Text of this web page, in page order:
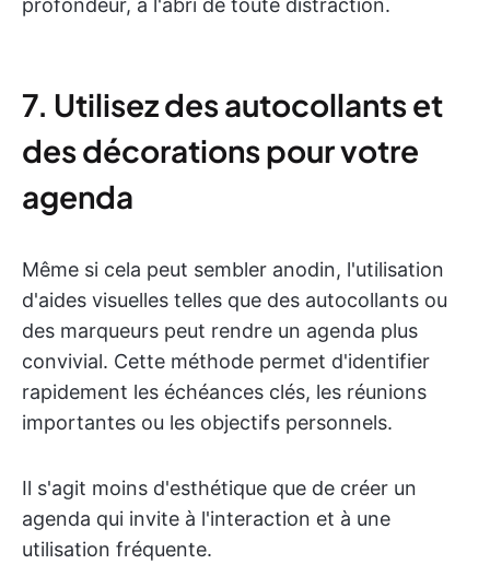
7. Utilisez des autocollants et
des décorations pour votre
agenda
Même si cela peut sembler anodin, l'utilisation
d'aides visuelles telles que des autocollants ou
des marqueurs peut rendre un agenda plus
convivial. Cette méthode permet d'identifier
rapidement les échéances clés, les réunions
importantes ou les objectifs personnels.
Il s'agit moins d'esthétique que de créer un
agenda qui invite à l'interaction et à une
utilisation fréquente.